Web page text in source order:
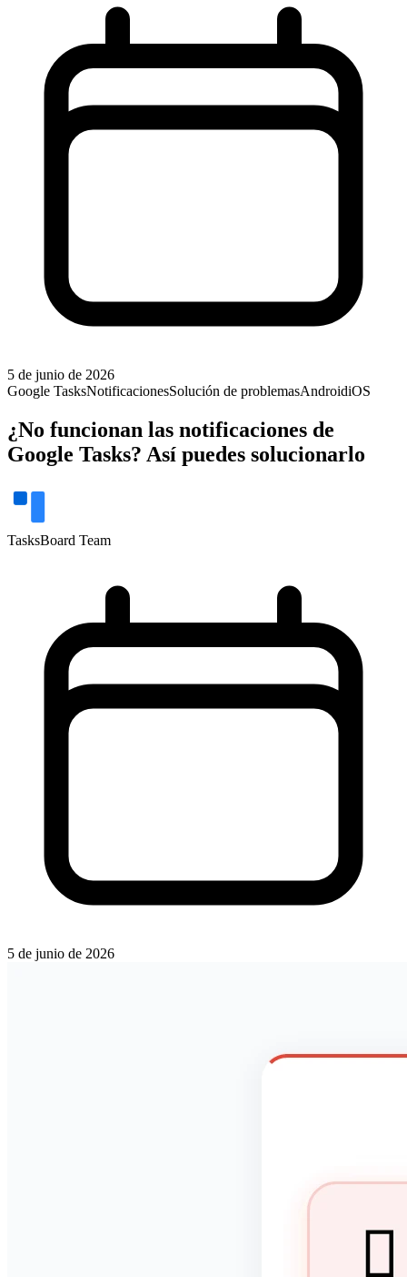
5 de junio de 2026
Google TasksNotificacionesSolución de problemasAndroidiOS
¿No funcionan las notificaciones de
Google Tasks? Así puedes solucionarlo
TasksBoard Team
5 de junio de 2026